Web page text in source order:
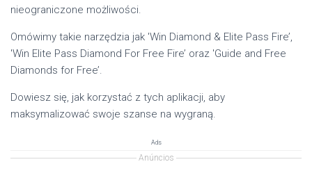
nieograniczone możliwości.
Omówimy takie narzędzia jak 'Win Diamond & Elite Pass Fire’,
'Win Elite Pass Diamond For Free Fire’ oraz 'Guide and Free
Diamonds for Free’.
Dowiesz się, jak korzystać z tych aplikacji, aby
maksymalizować swoje szanse na wygraną.
Ads
Anúncios